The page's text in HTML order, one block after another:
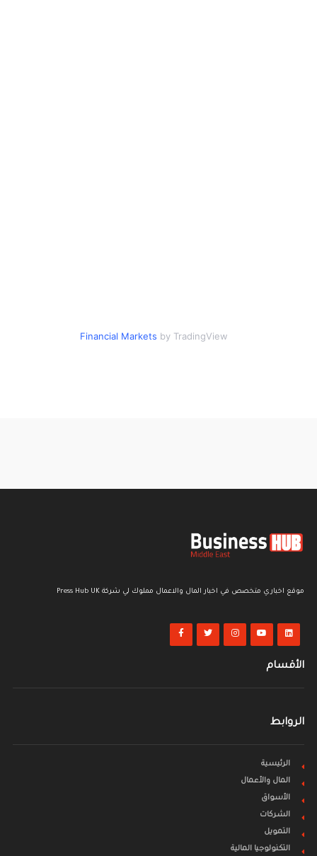
Financial Markets by TradingView
موقع اخباري متخصص في اخبار المال والاعمال مملوك لي شركة Press Hub UK
الأقسام
الروابط
الرئيسية
المال والأعمال
الأسواق
الشركات
التمويل
التكنولوجيا المالية